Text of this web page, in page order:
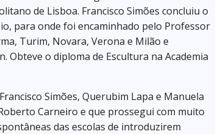
de Lisboa. Francisco Simões concluiu o
para onde foi encaminhado pelo Professor
Turim, Novara, Verona e Milão e
o diploma de Escultura na Academia
Simões, Querubim Lapa e Manuela
Carneiro e que prossegui com muito
das escolas de introduzirem